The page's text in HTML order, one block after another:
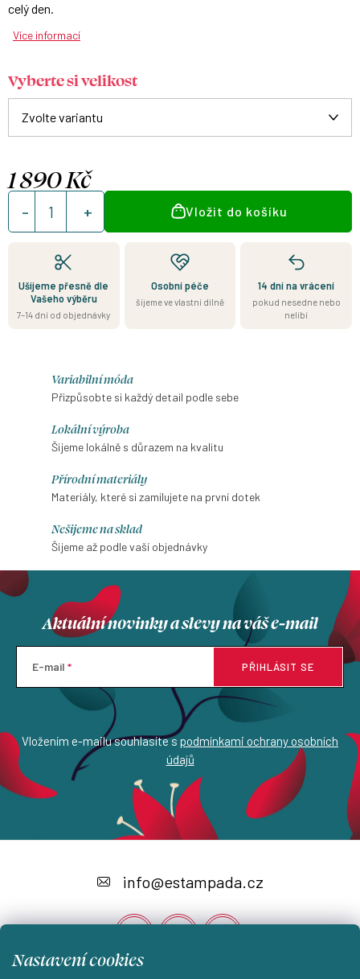
Nastavení cookies
celý den.
Více informací
Vyberte si velikost
1 890 Kč
Měrná
cena:
Vložit do košíku
Ušijeme přesně dle
Vašeho výběru
7–14 dní od objednávky
Osobní péče
šijeme ve vlastní dílně
14 dní na vrácení
pokud nesedne nebo
nelíbí
Variabilní móda
Přizpůsobte si každý detail podle sebe
Lokální výroba
Šijeme lokálně s důrazem na kvalitu
Přírodní materiály
Materiály, které si zamilujete na první dotek
Nešijeme na sklad
Šijeme až podle vaší objednávky
Aktuální novinky a slevy na váš e-mail
E-mail
Vložením e-mailu souhlasíte s podmínkami ochrany osobních
údajů
PŘIHLÁSIT SE
a
info@estampada.cz